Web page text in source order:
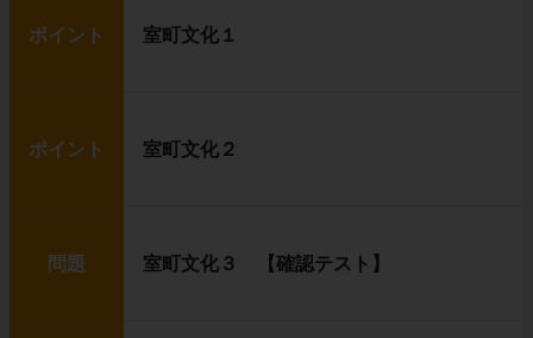
ポイント 室町文化１
ポイント 室町文化２
問題 室町文化３ 【確認テスト】